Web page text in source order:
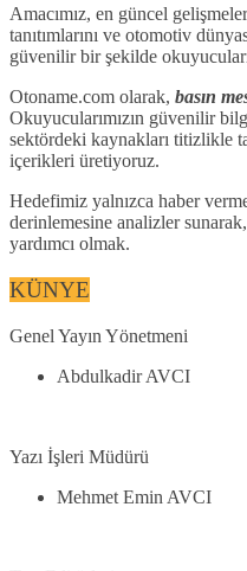
Amacımız, en güncel
tanıtımlarını ve otomotiv
güvenilir bir şekilde
Otoname.com olarak, basın
Okuyucularımızın güvenilir
sektördeki kaynakları titizlikle
içerikleri üretiyoruz.
Hedefimiz yalnızca haber
derinlemesine analizler
yardımcı olmak.
KÜNYE
Genel Yayın Yönetmeni
Abdulkadir AVCI
Yazı İşleri Müdürü
Mehmet Emin AVCI